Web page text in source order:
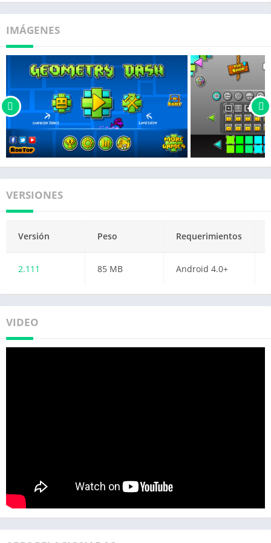
IMÁGENES
VERSIONES
Versión Peso Requerimientos
2.111 85 MB Android 4.0+
VIDEO